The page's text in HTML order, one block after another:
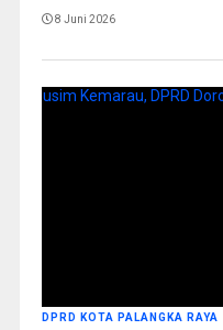
8 Juni 2026
DPRD KOTA PALANGKA RAYA